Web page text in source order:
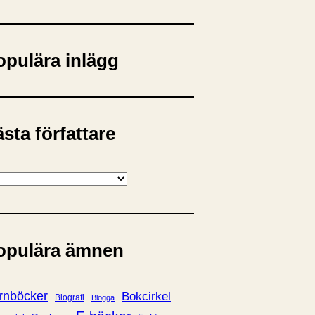
inlägg
författare
ämnen
Biografi Blogga Bokcirkel